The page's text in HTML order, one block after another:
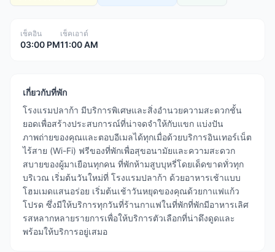
เช็คอิน
03:00 PM
เช็คเอาต์
11:00 AM
เกี่ยวกับที่พัก
โรงแรมปลาก้า มีบริการพิเศษและสิ่งอำนวยความสะดวกชั้น
ยอดเพื่อสร้างประสบการณ์ที่น่าจดจำให้กับแขก แบ่งปัน
ภาพถ่ายของคุณและตอบอีเมลได้ทุกเมื่อด้วยบริการอินเทอร์เน็ต
ไร้สาย (Wi-Fi) ฟรีของที่พักเพื่อสุขอนามัยและความสะดวก
สบายของผู้มาเยือนทุกคน ที่พักห้ามสูบบุหรี่โดยเด็ดขาดทั่วทุก
บริเวณ เริ่มต้นวันใหม่ที่ โรงแรมปลาก้า ด้วยอาหารเช้าแบบ
โฮมเมดแสนอร่อย เริ่มต้นเช้าวันหยุดของคุณด้วยกาแฟแก้ว
โปรด ซึ่งมีให้บริการทุกวันที่ร้านกาแฟในที่พักที่พักมีอาหารเลิศ
รสหลากหลายรายการเพื่อให้บริการตัวเลือกที่น่าดึงดูดและ
พร้อมให้บริการอยู่เสมอ